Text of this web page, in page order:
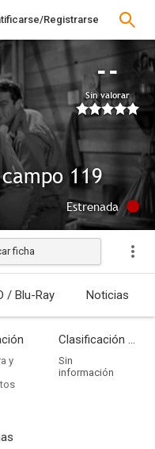
Registrarse
--
Sin valorar
119
Estrenada
ficha
/ Blu-Ray Noticias
y
Clasificación por edades
Sin
información